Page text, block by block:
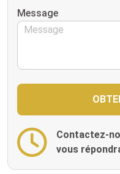
Message
Contactez-
vous